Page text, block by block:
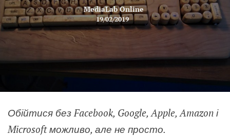
MediaLab Online
19/02/2019
Обійтися без Facebook, Google, Apple, Amazon і
Microsoft можливо, але не просто.